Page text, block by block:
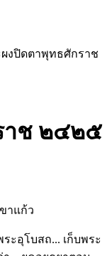
งปิดตาพุทธศักราช
าช ๒๔๒๕
าแก้ว
ะอุโบสถ... เก็บพระ